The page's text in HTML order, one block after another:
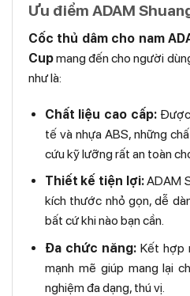
Ưu điểm ADAM
Cốc thủ dâm cho nam
Cupmang đến cho người
như là:
Chất liệu cao cấp:Được
tế và nhựa ABS, những
cứu kỹ lưỡng rất an toàn
Thiết kế tiện lợi:ADAM
kích thước nhỏ gọn, dễ
bất cứ khi nào bạn cần.
Đa chức năng: Kết hợp
mạnh mẽ giúp mang lại
nghiệm đa dạng, thú vị.